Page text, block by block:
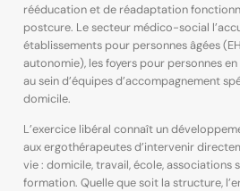
rééducation et de réadaptation
postcure. Le secteur médico-social
établissements pour personnes âgées
autonomie), les foyers pour personnes
au sein d’équipes d’accompagnement
domicile.
L’exercice libéral connaît un
aux ergothérapeutes d’intervenir
vie : domicile, travail, école, associations
formation. Quelle que soit la structure,